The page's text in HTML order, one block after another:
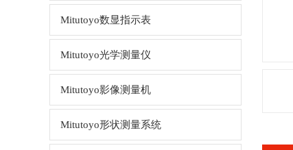
Mitutoyo数显指示表
Mitutoyo光学测量仪
Mitutoyo影像测量机
Mitutoyo形状测量系统